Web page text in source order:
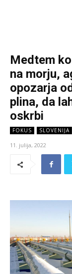
Medtem
na morju,
opozarja
plina, da
oskrbi
FOKUS SLOVENIJA
11. julija, 2022